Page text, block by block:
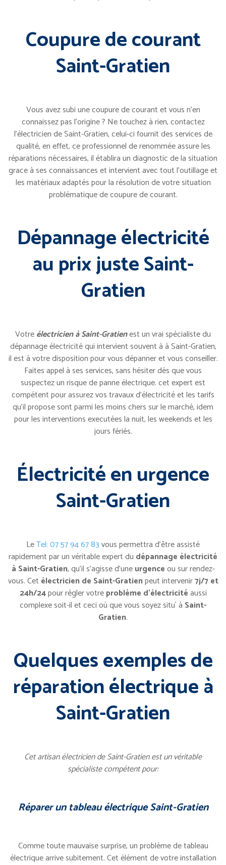
Coupure de courant
Saint-Gratien
Vous avez subi une coupure de courant et vous n’en
connaissez pas l’origine ? Ne touchez à rien, contactez
l’électricien de Saint-Gratien, celui-ci fournit des services de
qualité, en effet, ce professionnel de renommée assure les
réparations nécessaires, il établira un diagnostic de la situation
grace à ses connaissances et intervient avec tout l’outillage et
les matériaux adaptés pour la résolution de votre situation
problématique de coupure de courant.
Dépannage électricité
au prix juste Saint-
Gratien
Votreélectricien à Saint-Gratienest un vrai spécialiste du
dépannage électricité qui intervient souvent à à Saint-Gratien,
il est à votre disposition pour vous dépanner et vous conseiller.
Faites appel à ses services, sans hésiter dès que vous
suspectez un risque de panne électrique. cet expert est
compétent pour assurez vos travaux d’électricité et les tarifs
qu’il propose sont parmi les moins chers sur le marché, idem
pour les interventions executées la nuit, les weekends et les
jours fériés.
Électricité en urgence
Saint-Gratien
LeTel: 07 57 94 67 83vous permettra d’être assisté
rapidement par un véritable expert du dépannage électricité
à Saint-Gratien, qu’il s’agisse d’uneurgenceou sur rendez-
vous. Cet électricien de Saint-Gratienpeut intervenir7j/7 et
24h/24pour régler votreproblème d’électricitéaussi
complexe soit-il et ceci où que vous soyez situ´ à Saint-
Gratien.
Quelques exemples de
réparation électrique à
Saint-Gratien
Cet artisan électricien de Saint-Gratien est un véritable
spécialiste compétent pour:
Réparer un tableau électrique Saint-Gratien
Comme toute mauvaise surprise, un problème de tableau
électrique arrive subitement. Cet élément de votre installation